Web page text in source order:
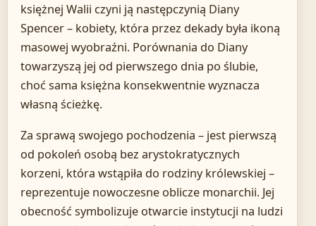
księżnej Walii czyni ją następczynią Diany
Spencer – kobiety, która przez dekady była ikoną
masowej wyobraźni. Porównania do Diany
towarzyszą jej od pierwszego dnia po ślubie,
choć sama księżna konsekwentnie wyznacza
własną ścieżkę.
Za sprawą swojego pochodzenia – jest pierwszą
od pokoleń osobą bez arystokratycznych
korzeni, która wstąpiła do rodziny królewskiej –
reprezentuje nowoczesne oblicze monarchii. Jej
obecność symbolizuje otwarcie instytucji na ludzi